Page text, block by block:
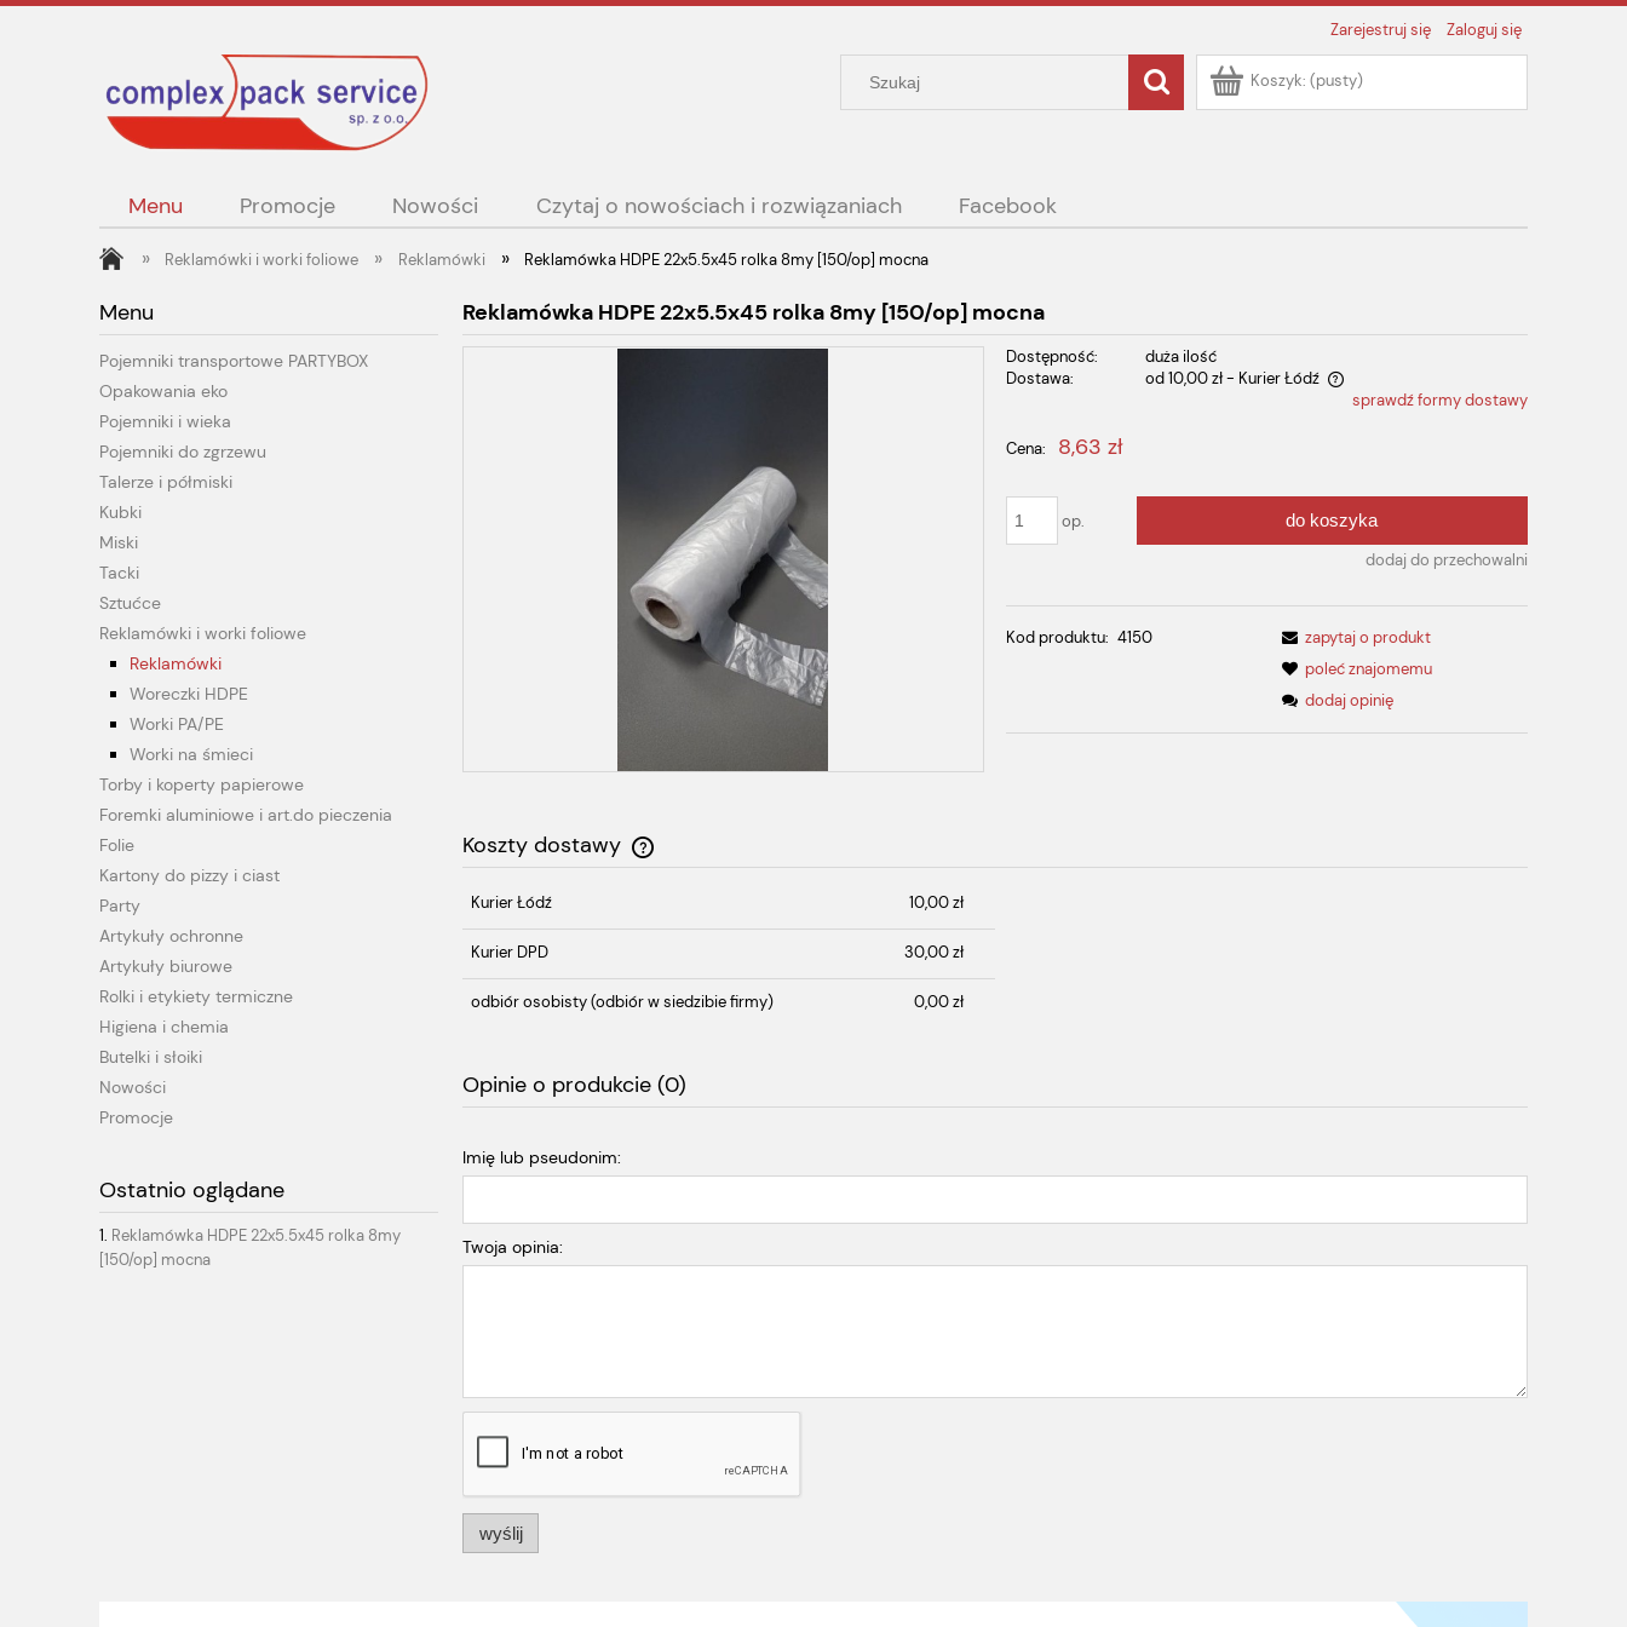
Zarejestruj się Zaloguj się
Koszyk: (pusty)
Menu Promocje Nowości Czytaj o nowościach i rozwiązaniach Facebook
» Reklamówki i worki foliowe » Reklamówki » Reklamówka HDPE 22x5.5x45 rolka 8my [150/op] mocna
Menu
Pojemniki transportowe PARTYBOX
Opakowania eko
Pojemniki i wieka
Pojemniki do zgrzewu
Talerze i półmiski
Kubki
Miski
Tacki
Sztućce
Reklamówki i worki foliowe
Reklamówki
Woreczki HDPE
Worki PA/PE
Worki na śmieci
Torby i koperty papierowe
Foremki aluminiowe i art.do pieczenia
Folie
Kartony do pizzy i ciast
Party
Artykuły ochronne
Artykuły biurowe
Rolki i etykiety termiczne
Higiena i chemia
Butelki i słoiki
Nowości
Promocje
Ostatnio oglądane
Reklamówka HDPE 22x5.5x45 rolka 8my
[150/op] mocna
Reklamówka HDPE 22x5.5x45 rolka 8my [150/op] mocna
Dostępność:
duża ilość
Dostawa:
od 10,00 zł - Kurier Łódź
płatności
sprawdź formy dostawy
Cena: 8,63 zł
op.
do koszyka
dodaj do przechowalni
Kod produktu: 4150
zapytaj o produkt
poleć znajomemu
dodaj opinię
Koszty dostawy
Cena nie zawiera ewentualnych kosztów
płatności
Kurier Łódź 10,00 zł
Kurier DPD 30,00 zł
odbiór osobisty(odbiór w siedzibie firmy) 0,00 zł
Opinie o produkcie (0)
Imię lub pseudonim:
Twoja opinia:
wyślij